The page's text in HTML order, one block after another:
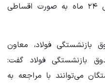
پیش پرداخت) در اقساط ۶ الی ۲۴ ماه به صورت اقساطی
بازنشستگی فولاد، معاون
بازنشستگی فولاد گفت:
می‌توانند با مراجعه به